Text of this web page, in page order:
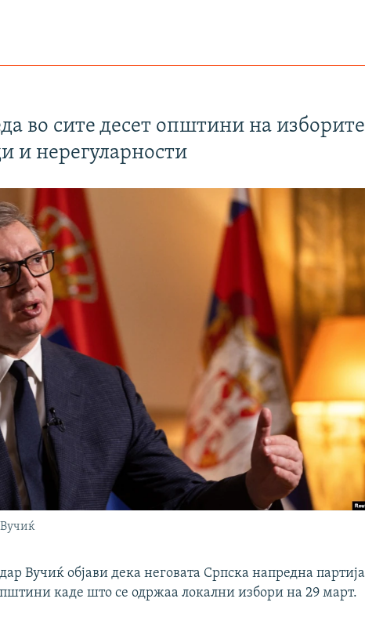
во сите десет општини на изборите
и нерегуларности
Вучиќ објави дека неговата Српска напредна партија
каде што се одржаа локални избори на 29 март.